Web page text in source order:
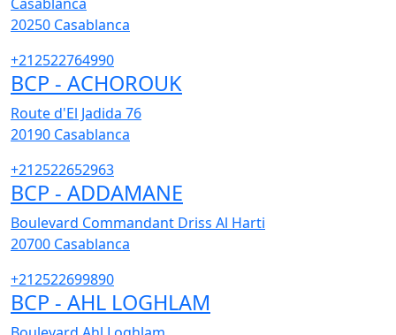
20250 Casablanca
+212522764990
BCP - ACHOROUK
Route d'El Jadida 76
20190 Casablanca
+212522652963
BCP - ADDAMANE
Boulevard Commandant Driss Al Harti
20700 Casablanca
+212522699890
BCP - AHL LOGHLAM